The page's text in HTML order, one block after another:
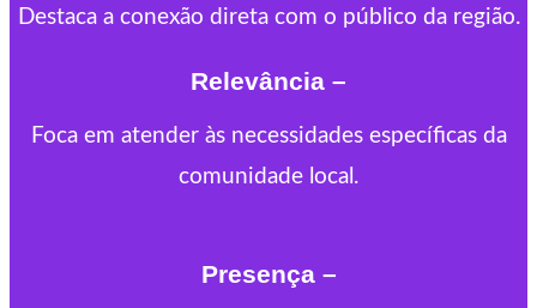
Destaca a conexão direta com o público da região.
Relevância –
Foca em atender às necessidades específicas da
comunidade local.
Presença –